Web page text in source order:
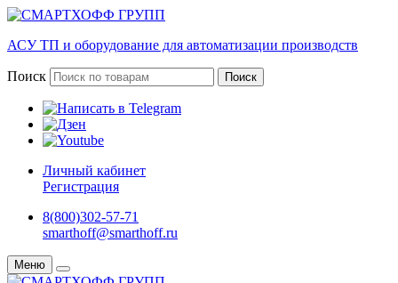
АСУ ТП и оборудование для автоматизации производств
Поиск Поиск
Личный кабинет
Регистрация
8(800)302-57-71
smarthoff@smarthoff.ru
Меню